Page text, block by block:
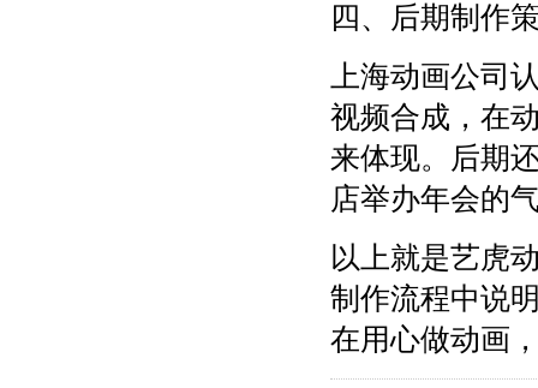
四、后期制作
上海动画公司
视频合成，在
来体现。后期
店举办年会的
以上就是艺虎
制作流程中说
在用心做动画